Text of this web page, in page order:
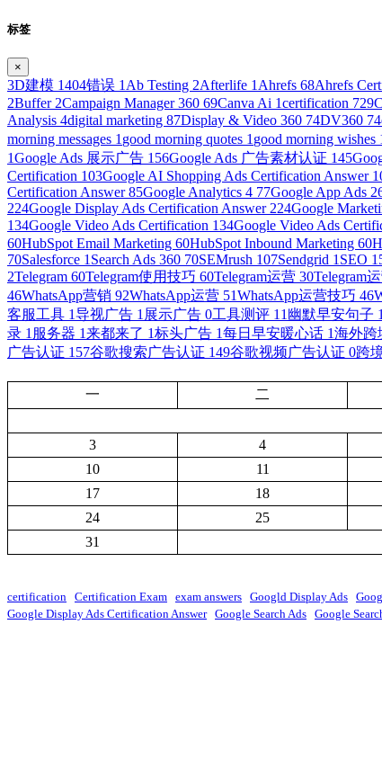
标签
×
3D建模 1404错误 1 Ab Testing 2Afterlife 1 Ahrefs 68Ahrefs
2Buffer 2Campaign Manager 360 69Canva Ai 1certification 729
Analysis 4digital marketing 87Display & Video 360 74DV360 74
morning messages 1 good morning quotes 1 good morning wishes
1Google Ads 展示广告 156Google Ads 广告素材认证 145
Certification 103Google AI Shopping Ads Certification Answer
Certification Answer85Google Analytics 4 77Google App Ads
224Google Display Ads Certification Answer 224Google
134Google Video Ads Certification 134Google Video Ads
60HubSpot Email Marketing 60HubSpot Inbound Marketing 60
70Salesforce 1 Search Ads 360 70SEMrush 107Sendgrid 1 SEO
2Telegram 60Telegram使用技巧 60Telegram运营 30Telegram
46WhatsApp营销 92WhatsApp运营 51WhatsApp运营技巧 46
客服工具 1导视广告 1 展示广告 0工具测评 11 幽默早安句子 1
录 1 服务器 1来都来了 1标头广告 1每日早安暖心话 1海外跨
广告认证 157谷歌搜索广告认证 149谷歌视频广告认证 0跨
一
二
3
4
10
11
17
18
24
25
31
certification Certification Exam exam answers Googld Display Ads
Google Display Ads Certification Answer Google Search Ads Google